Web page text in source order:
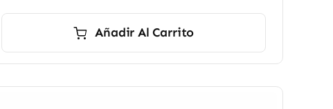
Añadir Al Carrito